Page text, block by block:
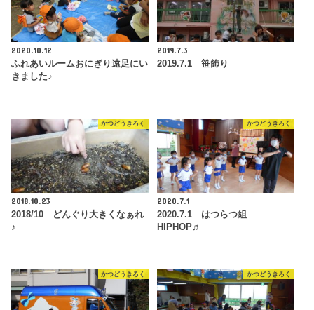
2020.10.12
ふれあいルームおにぎり遠足にい
きました♪
2019.7.3
2019.7.1 笹飾り
かつどうきろく
2018.10.23
2018/10 どんぐり大きくなぁれ
♪
かつどうきろく
2020.7.1
2020.7.1 はつらつ組
HIPHOP♬
かつどうきろく かつどうきろく